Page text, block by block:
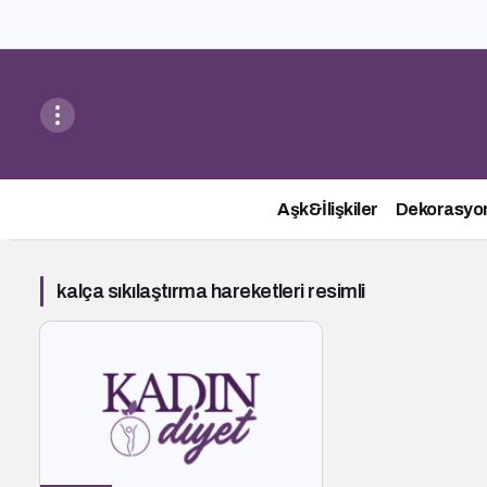
Aşk&İlişkiler
kalça sıkılaştırma hareketleri resimli